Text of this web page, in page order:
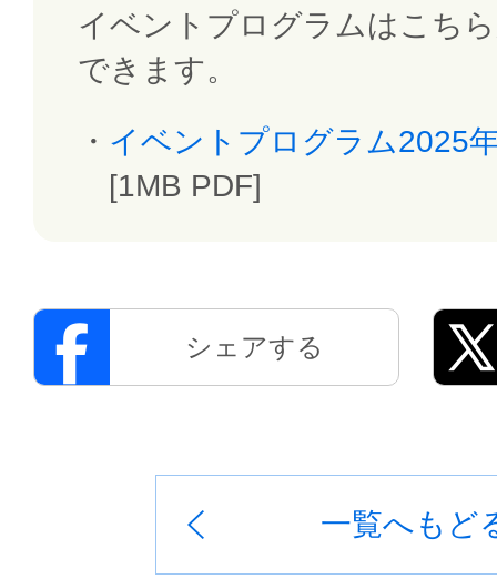
イベントプログラムはこち
できます。
イベントプログラム2025
[1MB PDF]
シェアする
一覧へもど